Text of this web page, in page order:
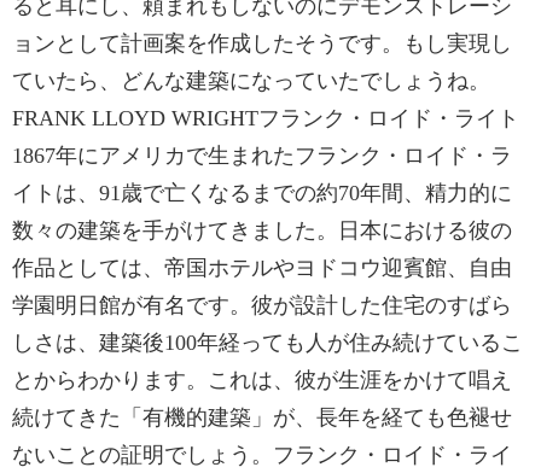
ると耳にし、頼まれもしないのにデモンストレーシ
ョンとして計画案を作成したそうです。もし実現し
ていたら、どんな建築になっていたでしょうね。
FRANK LLOYD WRIGHTフランク・ロイド・ライト
1867年にアメリカで生まれたフランク・ロイド・ラ
イトは、91歳で亡くなるまでの約70年間、精力的に
数々の建築を手がけてきました。日本における彼の
作品としては、帝国ホテルやヨドコウ迎賓館、自由
学園明日館が有名です。彼が設計した住宅のすばら
しさは、建築後100年経っても人が住み続けているこ
とからわかります。これは、彼が生涯をかけて唱え
続けてきた「有機的建築」が、長年を経ても色褪せ
ないことの証明でしょう。フランク・ロイド・ライ